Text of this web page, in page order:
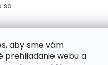
aby sme vám
prehliadanie webu a
sa
produktu je 5 z 5
Sz.